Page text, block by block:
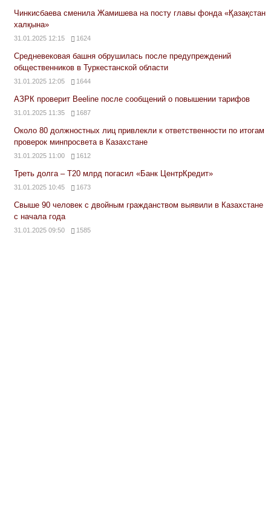
Чинкисбаева сменила Жамишева на посту главы фонда «Қазақстан
халқына»
31.01.2025 12:15 1624
Средневековая башня обрушилась после предупреждений
общественников в Туркестанской области
31.01.2025 12:05 1644
АЗРК проверит Beeline после сообщений о повышении тарифов
31.01.2025 11:35 1687
Около 80 должностных лиц привлекли к ответственности по итогам
проверок минпросвета в Казахстане
31.01.2025 11:00 1612
Треть долга – Т20 млрд погасил «Банк ЦентрКредит»
31.01.2025 10:45 1673
Свыше 90 человек с двойным гражданством выявили в Казахстане
с начала года
31.01.2025 09:50 1585